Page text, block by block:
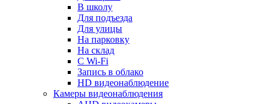
В школу
Для подъезда
Для улицы
На парковку
На склад
С Wi-Fi
Запись в облако
HD видеонаблюдение
Камеры видеонаблюдения